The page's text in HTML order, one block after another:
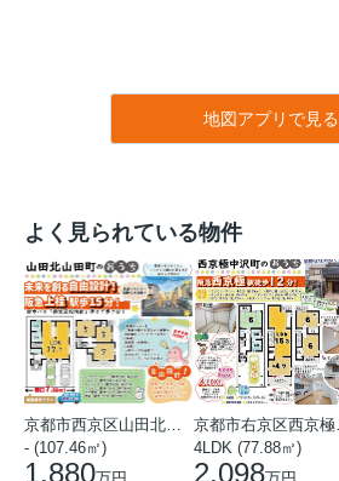
地図アプリで見る
よく見られている物件
- (107.46㎡)
1,880万円
4LDK (77.88㎡)
2,098万円